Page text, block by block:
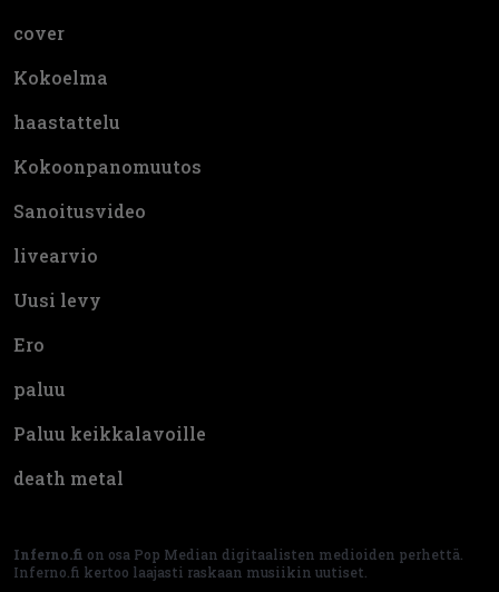
cover
Kokoelma
haastattelu
Kokoonpanomuutos
Sanoitusvideo
livearvio
Uusi levy
Ero
paluu
Paluu keikkalavoille
death metal
Inferno.fi on osa Pop Median digitaalisten medioiden perhettä.
Inferno.fi kertoo laajasti raskaan musiikin uutiset.